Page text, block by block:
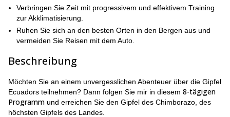
Verbringen Sie Zeit mit progressivem und effektivem Training
zur Akklimatisierung.
Ruhen Sie sich an den besten Orten in den Bergen aus und
vermeiden Sie Reisen mit dem Auto.
Beschreibung
Möchten Sie an einem unvergesslichen Abenteuer über die Gipfel
Ecuadors teilnehmen? Dann folgen Sie mir in diesem 8-tägigen
Programm und erreichen Sie den Gipfel des Chimborazo, des
höchsten Gipfels des Landes.